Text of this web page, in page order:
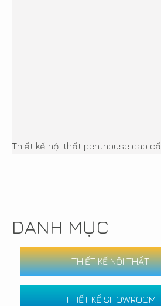
Thiết kế nội thất penthouse cao
DANH MỤC
THIẾT KẾ NỘI THẤT
THIẾT KẾ SHOWROOM